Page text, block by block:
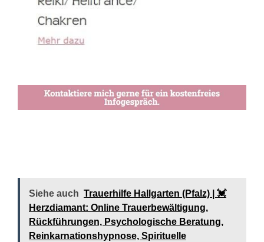
Siehe auch Trauerhilfe Hallgarten (Pfalz) | 💓️️
Herzdiamant: Online Trauerbewältigung,
Rückführungen, Psychologische Beratung,
Reinkarnationshypnose, Spirituelle